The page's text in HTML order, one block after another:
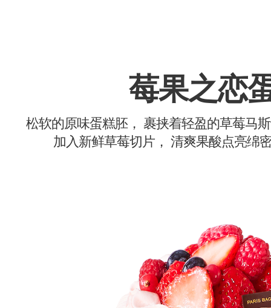
莓果之恋
松软的原味蛋糕胚， 裹挟着轻盈的草莓马
加入新鲜草莓切片， 清爽果酸点亮绵